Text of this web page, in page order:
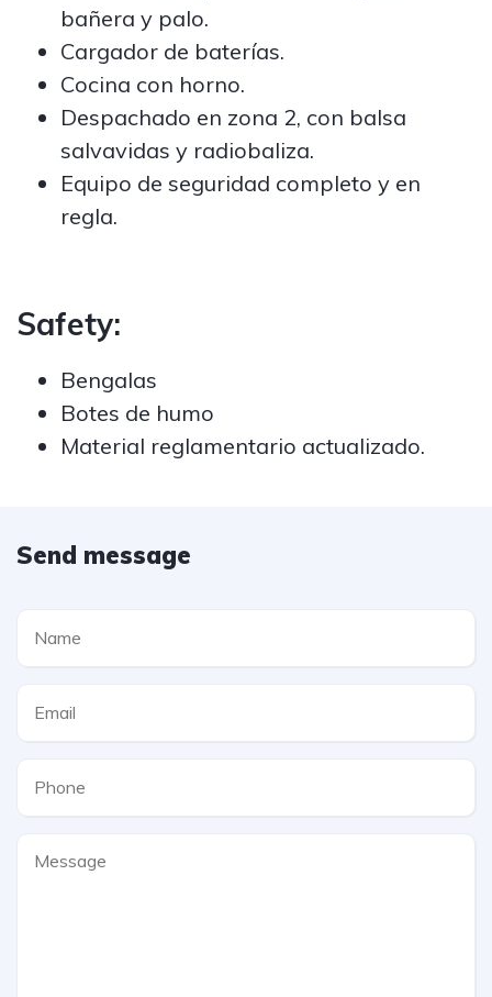
bañera y palo.
Cargador de baterías.
Cocina con horno.
Despachado en zona 2, con balsa
salvavidas y radiobaliza.
Equipo de seguridad completo y en
regla.
Safety:
Bengalas
Botes de humo
Material reglamentario actualizado.
Send message